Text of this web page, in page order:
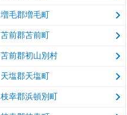
増毛郡増毛町
苫前郡苫前町
苫前郡初山別村
天塩郡天塩町
枝幸郡浜頓別町